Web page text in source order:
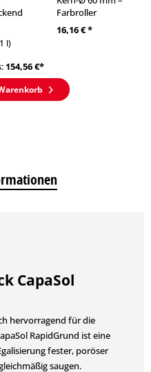
l)
Farbroller
16,16 € *
154,56€*
CapaSol
hervorragend für die
RapidGrund ist eine
fester, poröser
saugen.